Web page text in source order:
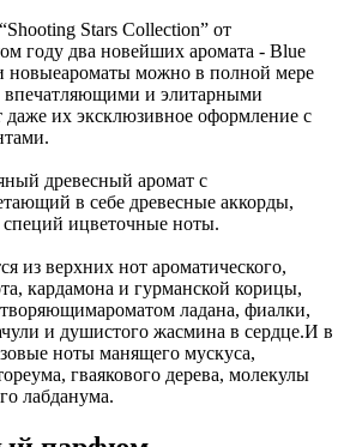
Stars Collection” от
году два новейших аромата - Blue
новыеароматы можно в полной мере
впечатляющими и элитарными
даже их эксклюзивное оформление с
древесный аромат с
в себе древесные аккорды,
ицветочные ноты.
из верхних нот ароматического,
кардамона и гурманской корицы,
ладана, фиалки,
и душистого жасмина в сердце.И в
ноты манящего мускуса,
гваякового дерева, молекулы
лабданума.